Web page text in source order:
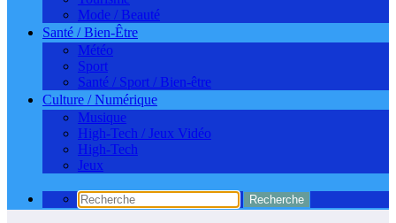
Mode / Beauté
Santé / Bien-Être
Météo
Sport
Santé / Sport / Bien-être
Culture / Numérique
Musique
High-Tech / Jeux Vidéo
High-Tech
Jeux